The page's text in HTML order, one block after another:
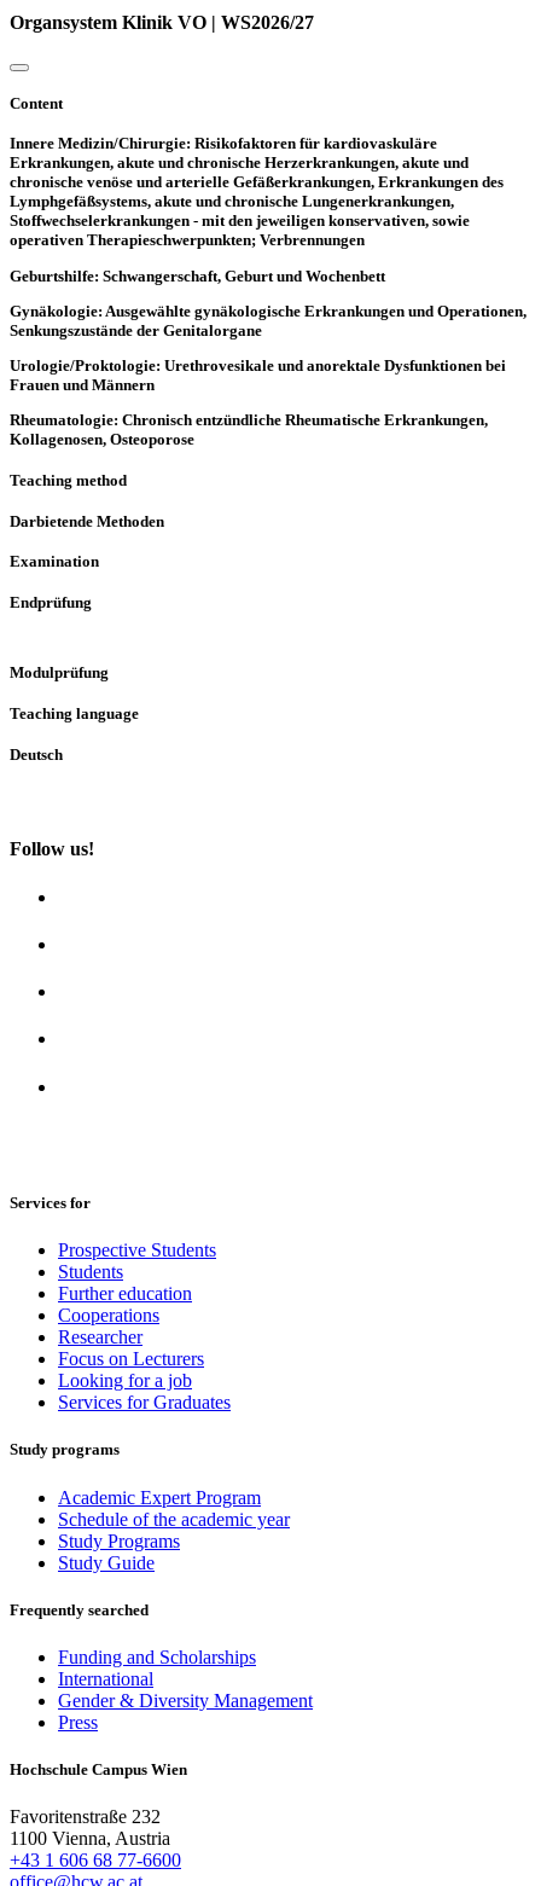
Organsystem Klinik VO | WS2026/27
Content
Innere Medizin/Chirurgie: Risikofaktoren für kardiovaskuläre
Erkrankungen, akute und chronische Herzerkrankungen, akute und
chronische venöse und arterielle Gefäßerkrankungen, Erkrankungen des
Lymphgefäßsystems, akute und chronische Lungenerkrankungen,
Stoffwechselerkrankungen - mit den jeweiligen konservativen, sowie
operativen Therapieschwerpunkten; Verbrennungen
Geburtshilfe: Schwangerschaft, Geburt und Wochenbett
Gynäkologie: Ausgewählte gynäkologische Erkrankungen und Operationen,
Senkungszustände der Genitalorgane
Urologie/Proktologie: Urethrovesikale und anorektale Dysfunktionen bei
Frauen und Männern
Rheumatologie: Chronisch entzündliche Rheumatische Erkrankungen,
Kollagenosen, Osteoporose
Teaching method
Darbietende Methoden
Examination
Endprüfung
Modulprüfung
Teaching language
Deutsch
Follow us!
Services for
Prospective Students
Students
Further education
Cooperations
Researcher
Focus on Lecturers
Looking for a job
Services for Graduates
Study programs
Academic Expert Program
Schedule of the academic year
Study Programs
Study Guide
Frequently searched
Funding and Scholarships
International
Gender & Diversity Management
Press
Hochschule Campus Wien
Favoritenstraße 232
1100 Vienna, Austria
+43 1 606 68 77-6600